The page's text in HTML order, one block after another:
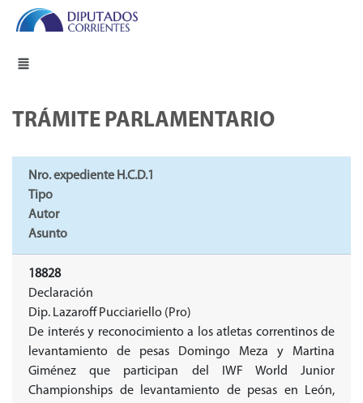
TRÁMITE PARLAMENTARIO
Nro. expediente H.C.D.1
Tipo
Autor
Asunto
18828
Declaración
Dip. Lazaroff Pucciariello (Pro)
De interés y reconocimiento a los atletas correntinos de
levantamiento de pesas Domingo Meza y Martina
Giménez que participan del IWF World Junior
Championships de levantamiento de pesas en León,